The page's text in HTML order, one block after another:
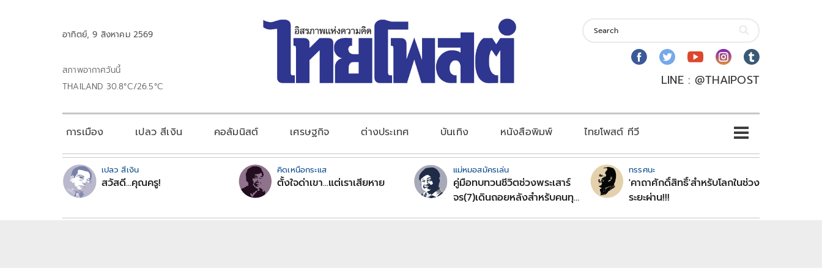
อาทิตย์, 9 สิงหาคม 2569
สภาพอากาศวันนี้
THAILAND 30.8°C/26.5°C
LINE : @THAIPOST
การเมือง เปลว สีเงิน คอลัมนิสต์ เศรษฐกิจ ต่างประเทศ บันเทิง หนังสือพิมพ์ ไทยโพสต์ ทีวี
เปลว สีเงิน
สวัสดี...คุณครู!
คิดเหนือกระแส
ตั้งใจด่าเขา...แต่เราเสียหาย
แม่หมอสมัครเล่น
คู่มือทบทวนชีวิตช่วงพระเสาร์
จร(7)เดินถอยหลังสำหรับคนทุก
ทรรศนะ
'คาถาศักดิ์สิทธิ์'สำหรับโลกในช่วง
ระยะผ่าน!!!